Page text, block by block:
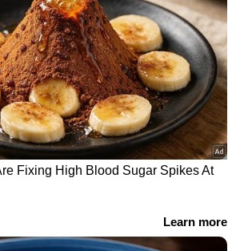
ഇന്ന്
ഗൺമാൻമാർ യൂത്ത്
കോൺ​ഗ്രസുകാരെ മർദിച്ച
സംഭവം; ആദ്യ
പുനരന്വേഷണ റിപ്പോർട്ട്
ഇന്ന് കൈമാറും